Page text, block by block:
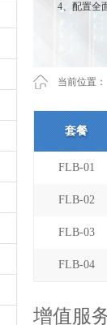
4、配置全
当前位置：
套餐
FLB-01
FLB-02
FLB-03
FLB-04
增值服